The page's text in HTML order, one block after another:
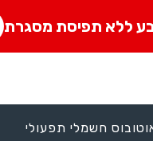
ללא תפיסת מסגרת
חשמלי תפעולי